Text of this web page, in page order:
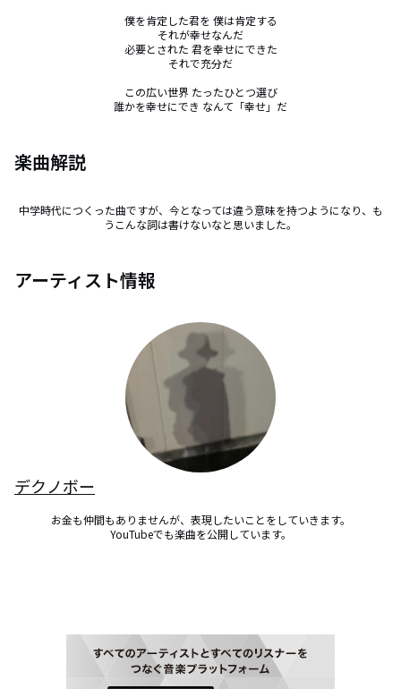
僕を肯定した君を 僕は肯定する
それが幸せなんだ
必要とされた 君を幸せにできた
それで充分だ
この広い世界 たったひとつ選び
誰かを幸せにでき なんて「幸せ」だ
楽曲解説
中学時代につくった曲ですが、今となっては違う意味を持つようになり、も
うこんな詞は書けないなと思いました。
アーティスト情報
デクノボー
お金も仲間もありませんが、表現したいことをしていきます。
YouTubeでも楽曲を公開しています。